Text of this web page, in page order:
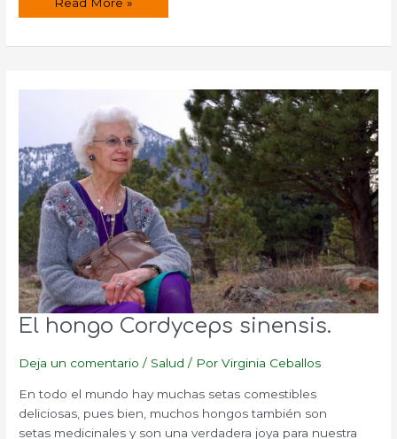
Read More »
El hongo Cordyceps sinensis.
Deja un comentario / Salud / PorVirginia Ceballos
En todo el mundo hay muchas setas comestibles
deliciosas, pues bien, muchos hongos también son
setas medicinales y son una verdadera joya para nuestra